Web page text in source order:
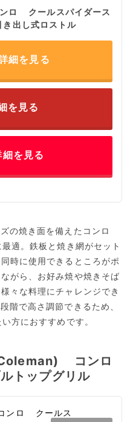
ロ クールスパイダース
出し式ロストル
細を見る
を見る
を見る
焼き面を備えたコンロ
適。鉄板と焼き網がセット
時に使用できるところがポ
がら、お好み焼や焼きそば
々な料理にチャレンジでき
高さ調節できるため、
方におすすめです。
コンロ
トップグリル